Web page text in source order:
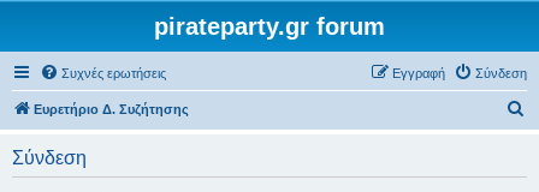
pirateparty.gr forum
Συχνές ερωτήσεις Σύνδεση
Εγγραφή
Ευρετήριο Δ. Συζήτησης
Σύνδεση